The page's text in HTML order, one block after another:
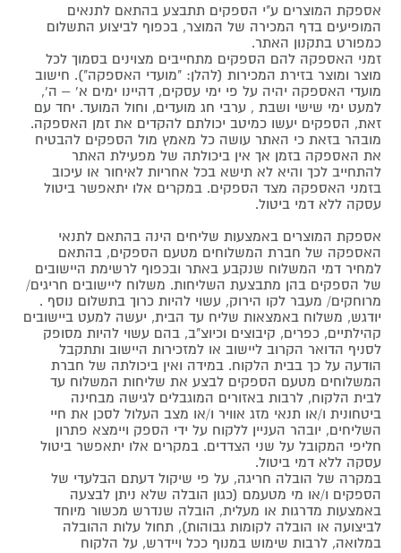
אספקת המוצרים ע"י הספקים תתבצע בהתאם לתנאים
המופיעים בדף המכירה של המוצר, בכפוף לביצוע התשלום
כמפורט בתקנון האתר.
זמני האספקה להם הספקים מתחייבים מצוינים בסמוך לכל
מוצר ומוצר בזירת המכירות (להלן: "מועדי האספקה"). חישוב
מועדי האספקה יהיה על פי ימי עסקים, דהיינו ימים א' – ה',
למעט ימי שישי ושבת , ערבי חג מועדים, וחול המועד. יחד עם
זאת, הספקים יעשו כמיטב יכולתם להקדים את זמן האספקה.
מובהר בזאת כי האתר עושה כל מאמץ מול הספקים להבטיח
את האספקה בזמן אך אין ביכולתה של מפעילת האתר
להתחייב לכך והיא לא תישא בכל אחריות לאיחור או עיכוב
בזמני האספקה מצד הספקים. במקרים אלו יתאפשר ביטול
עסקה ללא דמי ביטול.
אספקת המוצרים באמצעות שליחים הינה בהתאם לתנאי
האספקה של חברת המשלוחים מטעם הספקים, בהתאם
למחיר דמי המשלוח שנקבע באתר ובכפוף לרשימת היישובים
של הספקים בהן מתבצעת השליחות. משלוח ליישובים חריגים/
מרוחקים/ מעבר לקו הירוק, עשוי להיות כרוך בתשלום נוסף .
יודגש, משלוח באמצאות שליח עד הבית, יעשה למעט ביישובים
קהילתיים, כפרים, קיבוצים וכיוצ"ב, בהם עשוי להיות מסופק
לסניף הדואר הקרוב ליישוב או למזכירות היישוב ותתקבל
הודעה על כך בבית הלקוח. במידה ואין ביכולתה של חברת
המשלוחים מטעם הספקים לבצע את שליחות המשלוח עד
לבית הלקוח, לרבות באזורים המוגבלים לגישה מבחינה
ביטחונית ו/או תנאי מזג אוויר ו/או מצב העלול לסכן את חיי
השליחים, יובהר העניין ללקוח על ידי הספק ויימצא פתרון
חליפי המקובל על שני הצדדים. במקרים אלו יתאפשר ביטול
עסקה ללא דמי ביטול.
במקרה של הובלה חריגה, על פי שיקול דעתם הבלעדי של
הספקים ו/או מי מטעמם (כגון הובלה שלא ניתן לבצעה
באמצעות מדרגות או מעלית, הובלה שנדרש מכשור מיוחד
לביצועה או הובלה לקומות גבוהות), תחול עלות ההובלה
במלואה, לרבות שימוש במנוף ככל ויידרש, על הלקוח